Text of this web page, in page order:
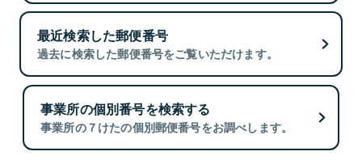
最近検索した郵便番号
過去に検索した郵便番号をご覧いただけます。
事業所の個別番号を検索する
事業所の７けたの個別郵便番号をお調べします。